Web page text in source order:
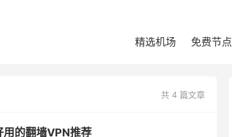
精选机场 免费节点
共 4 篇文章
的翻墙VPN推荐